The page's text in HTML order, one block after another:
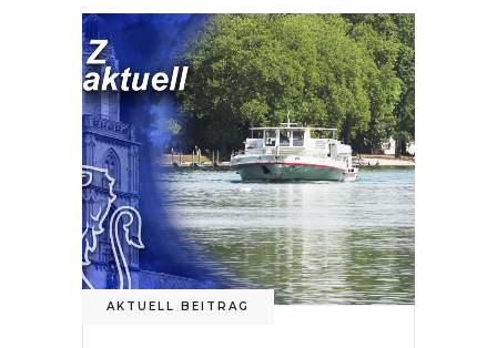
AKTUELL BEITRAG